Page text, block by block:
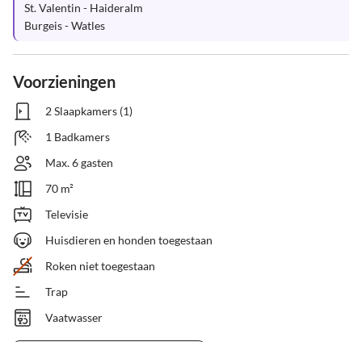
St. Valentin - Haideralm
Burgeis - Watles
Voorzieningen
2 Slaapkamers (1)
1 Badkamers
Max. 6 gasten
70 m²
Televisie
Huisdieren en honden toegestaan
Roken niet toegestaan
Trap
Vaatwasser